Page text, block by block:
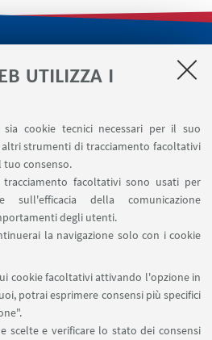
UTILIZZA I
cookie tecnici necessari per il suo
strumenti di tracciamento facoltativi
consenso.
facoltativi sono usati per
sull'efficacia della comunicazione
degli utenti.
la navigazione solo con i cookie
cookie facoltativi attivando l'opzione in
potrai esprimere consensi più specifici
scelte e verificare lo stato dei consensi
un evento
Contatti
SU:
UNIBO SU: